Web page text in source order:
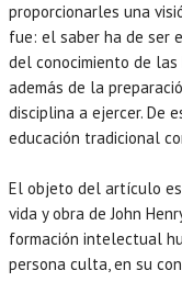
proporcionarles una
fue: el saber ha de ser
del conocimiento de las
además de la
disciplina a ejercer. De
educación tradicional
El objeto del artículo
vida y obra de John
formación intelectual
persona culta, en su